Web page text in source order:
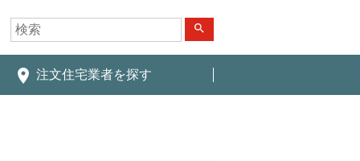
search
place 注文住宅業者を探す